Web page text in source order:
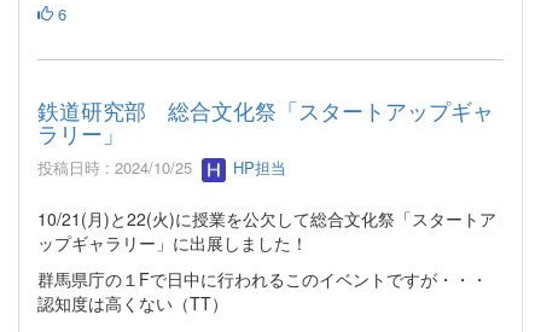
6
鉄道研究部 総合文化祭「スタートアップギャ
ラリー」
投稿日時 : 2024/10/25 HP担当
10/21(月)と22(火)に授業を公欠して総合文化祭「スタートア
ップギャラリー」に出展しました！
群馬県庁の１Fで日中に行われるこのイベントですが・・・
認知度は高くない（TT）